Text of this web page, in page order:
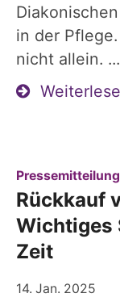
in der
nicht allein. ...
Pressemitteilung
Rückkauf
Wichtiges
Zeit
14. Jan. 2025